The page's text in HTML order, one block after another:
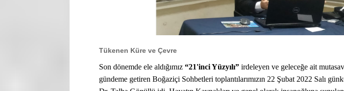
Tükenen Küre ve Çevre
Son dönemde ele aldığımız “21'inci Yüzyılı” irdeleyen ve geleceğe ait
gündeme getiren Boğaziçi Sohbetleri toplantılarımızın 22 Şubat 2022 Salı